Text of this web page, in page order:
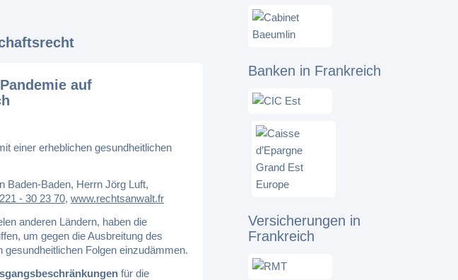
auf
einer erheblichen gesundheitlichen
Baden-Baden, Herrn Jörg Luft,
- 30 23 70, www.rechtsanwalt.fr
anderen Ländern, haben die
um gegen die Ausbreitung des
Folgen einzudämmen.
für die
Banken in Frankreich
Versicherungen in
Frankreich